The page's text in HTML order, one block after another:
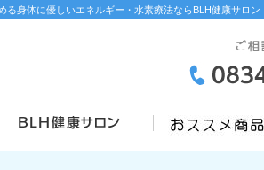
身体に優しいエネルギー・水素療法ならBLH健康サロン